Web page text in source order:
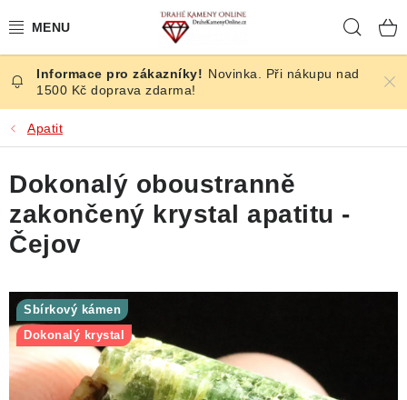
na
ČESKÉ KAMENY
ŠPERKY
KAMENY ZE SVĚTA
BROUŠENÉ
ÚČINKY
KRYSTALY
Novinka. Při nákupu nad
1500 Kč doprava zdarma!
Apatit
Dokonalý oboustranně
zakončený krystal apatitu -
Čejov
Sbírkový kámen
Dokonalý krystal